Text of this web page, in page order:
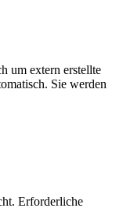
um extern erstellte
Sie werden
Erforderliche